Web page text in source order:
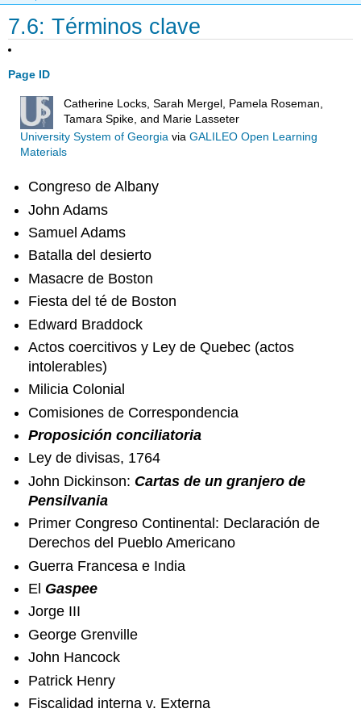
7.6: Términos clave
Page ID
Catherine Locks, Sarah Mergel, Pamela Roseman,
Tamara Spike, and Marie Lasseter
University System of Georgiavia GALILEO Open Learning
Materials
Congreso de Albany
John Adams
Samuel Adams
Batalla del desierto
Masacre de Boston
Fiesta del té de Boston
Edward Braddock
Actos coercitivos y Ley de Quebec (actos
intolerables)
Milicia Colonial
Comisiones de Correspondencia
Proposición conciliatoria
Ley de divisas, 1764
John Dickinson: Cartas de un granjero de
Pensilvania
Primer Congreso Continental: Declaración de
Derechos del Pueblo Americano
Guerra Francesa e India
El Gaspee
Jorge III
George Grenville
John Hancock
Patrick Henry
Fiscalidad interna v. Externa